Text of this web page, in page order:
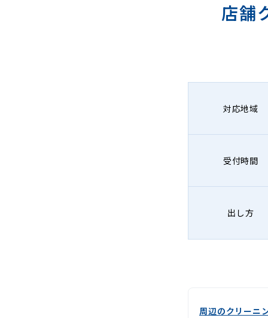
店舗
対応地域
受付時間
出し方
周辺のクリーニ